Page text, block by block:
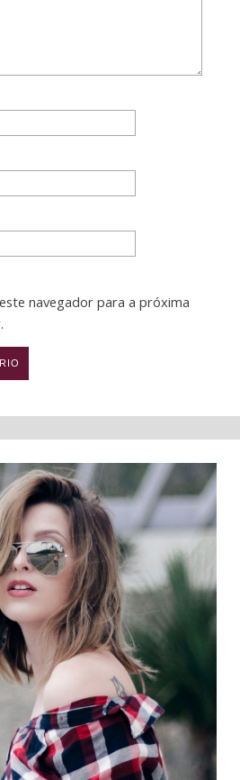
navegador para a próxima